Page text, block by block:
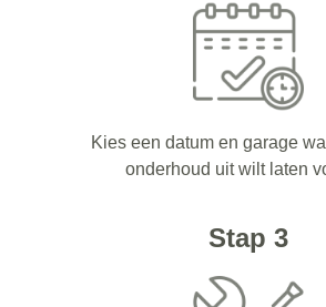
Kies een datum en garage
onderhoud uit wilt laten
Stap 3